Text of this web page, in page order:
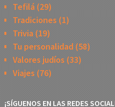
Tefilá(29)
Tradiciones (1)
Trivia(19)
Tu personalidad(58)
Valores judíos (33)
Viajes (76)
¡SÍGUENOS EN LAS REDES